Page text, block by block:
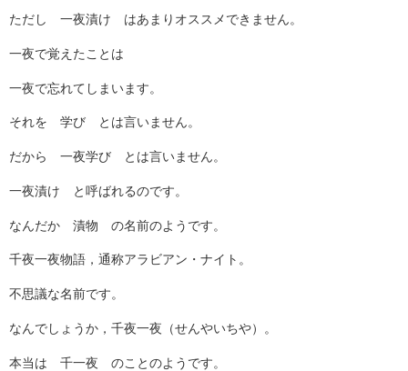
ただし 一夜漬け はあまりオススメできません。
一夜で覚えたことは
一夜で忘れてしまいます。
それを 学び とは言いません。
だから 一夜学び とは言いません。
一夜漬け と呼ばれるのです。
なんだか 漬物 の名前のようです。
千夜一夜物語，通称アラビアン・ナイト。
不思議な名前です。
なんでしょうか，千夜一夜（せんやいちや）。
本当は 千一夜 のことのようです。